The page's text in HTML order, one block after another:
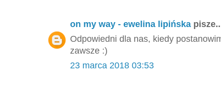
on my way - ewelina lipińska
Odpowiedni dla nas, kiedy
zawsze :)
23 marca 2018 03:53